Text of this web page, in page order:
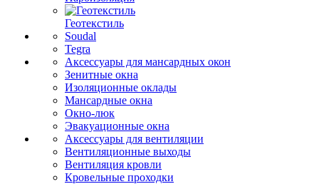
Геотекстиль
Soudal
Tegra
Аксессуары для мансардных окон
Зенитные окна
Изоляционные оклады
Мансардные окна
Окно-люк
Эвакуационные окна
Аксессуары для вентиляции
Вентиляционные выходы
Вентиляция кровли
Кровельные проходки